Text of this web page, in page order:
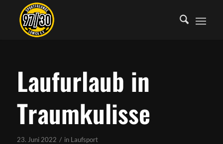
Laufurlaub in
Traumkulisse
23. Juni 2022 / in Laufsport